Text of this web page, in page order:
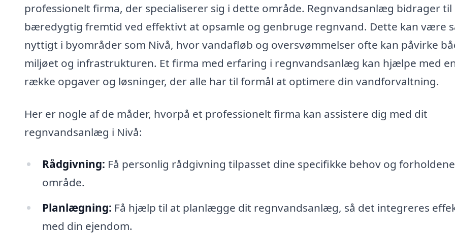
professionelt firma, der specialiserer sig i dette område. Regnvandsanlæg bidrager til
bæredygtig fremtid ved effektivt at opsamle og genbruge regnvand. Dette kan være
nyttigt i byområder som Nivå, hvor vandafløb og oversvømmelser ofte kan påvirke
miljøet og infrastrukturen. Et firma med erfaring i regnvandsanlæg kan hjælpe med
række opgaver og løsninger, der alle har til formål at optimere din vandforvaltning.
Her er nogle af de måder, hvorpå et professionelt firma kan assistere dig med dit
regnvandsanlæg i Nivå:
Rådgivning: Få personlig rådgivning tilpasset dine specifikke behov og
område.
Planlægning: Få hjælp til at planlægge dit regnvandsanlæg, så det integreres
med din ejendom.